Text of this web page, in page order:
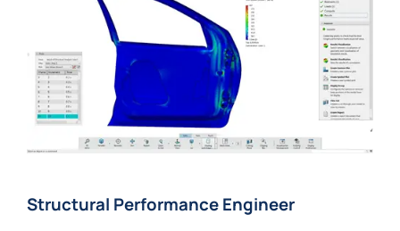
Structural Performance Engineer